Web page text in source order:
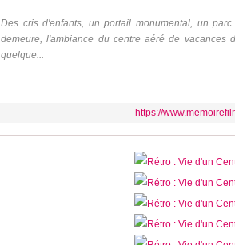
Des cris d'enfants, un portail monumental, un
demeure, l'ambiance du centre aéré de vacances
quelque...
https://